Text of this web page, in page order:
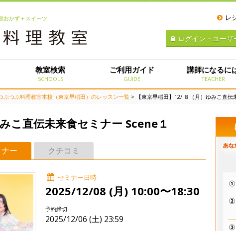
おかず＋スイーツ レ
ログイン・ユーザ
教室検索
SCHOOLS
ご利用ガイド
GUIDE
講師になるに
TEACHER
ぶつぶ料理教室本校（東京早稲田）のレッスン一覧 > 【東京早稲田】12/ ８（月）ゆみこ直伝
こ直伝未来食セミナー Scene１
ー クチコミ
セミナー日時
2025/12/08 (月) 10:00〜18:30
予約締切
2025/12/06 (土) 23:59